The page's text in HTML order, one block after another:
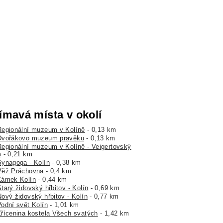
místa v okolí
muzeum v Kolíně - 0,13 km
muzeum pravěku - 0,13 km
muzeum v Kolíně - Veigertovský
- 0,21 km
- Kolín- 0,38 km
Práchovna- 0,4 km
Kolín - 0,44 km
židovský hřbitov - Kolín - 0,69 km
židovský hřbitov - Kolín- 0,77 km
svět Kolín- 1,01 km
kostela Všech svatých - 1,42 km